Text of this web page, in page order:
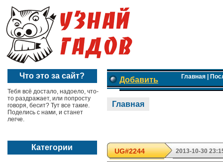
Что это за сайт?
Тебя всё достало, надоело, что-
то раздражает, или попросту
говоря, бесит? Тут все такие.
Поделись с нами, и станет
легче.
Категории
Добавить Главная
Главная
UG#2244 2013-10-30